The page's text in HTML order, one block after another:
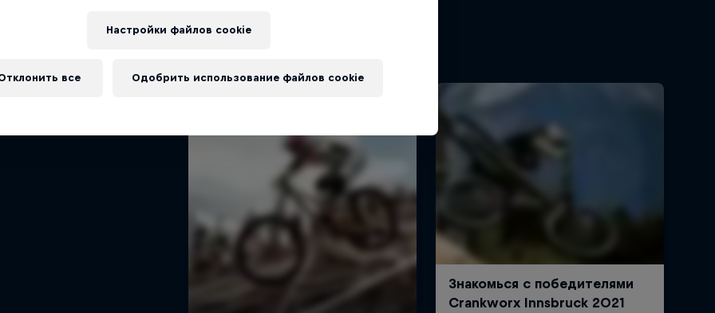
Еще
трюка в слоупстайле
MTB
Настройки файлов cookie
все Одобрить использование файлов cookie